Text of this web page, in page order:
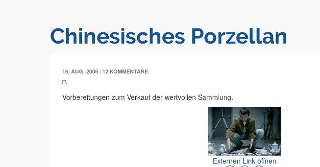
Chinesisches Porzellan
16. AUG. 2006 | 12 KOMMENTARE
Vorbereitungen zum Verkauf der wertvollen Sammlung.
Externen Link öffnen